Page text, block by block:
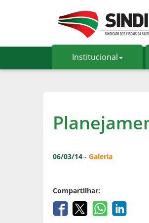
Institucional
06/03/14 - Galeria
Compartilhar: